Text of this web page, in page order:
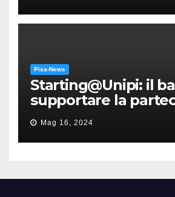
Pisa-News
Starting@Unipi: il
supportare la
all’ERC Starting Grant
Mag 16, 2024